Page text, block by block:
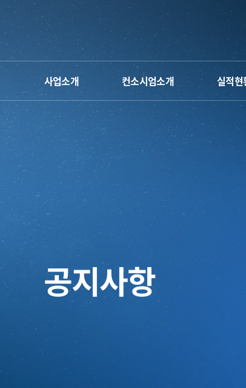
사업소개
단장 인사말
사업 소개
컨소시엄소개
운영체계&조직도
오시는 길
캐릭터&로고
실적현
차세대반도체
공지사항